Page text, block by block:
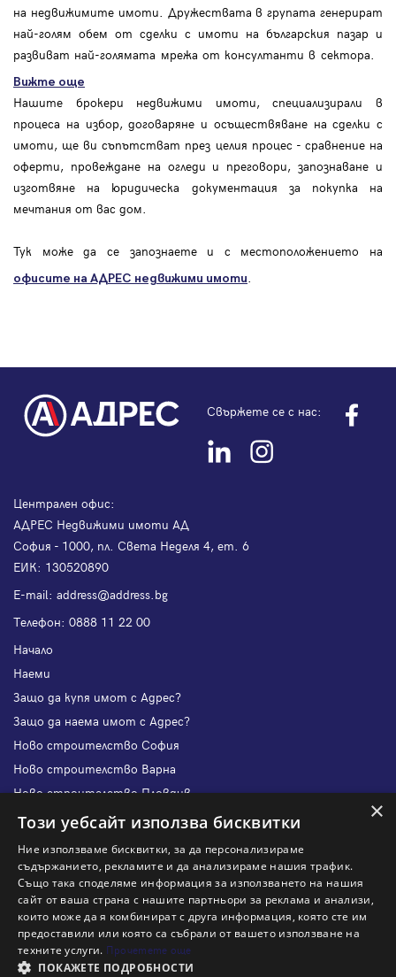
на недвижимите имоти. Дружествата в групата генерират
най-голям обем от сделки с имоти на българския пазар и
развиват най-голямата мрежа от консултанти в сектора.
Вижте още
Нашите брокери недвижими имоти, специализирали в
процеса на избор, договаряне и осъществяване на сделки с
имоти, ще ви съпътстват през целия процес - сравнение на
оферти, провеждане на огледи и преговори, запознаване и
изготвяне на юридическа документация за покупка на
мечтания от вас дом.
Тук може да се запознаете и с местоположението на
офисите на АДРЕС недвижими имоти.
Свържете се с нас:
Централен офис:
АДРЕС Недвижими имоти АД
София - 1000, пл. Света Неделя 4, ет. 6
ЕИК: 130520890
Е-mail: address@address.bg
Телефон: 0888 11 22 00
Начало
Наеми
Защо да купя имот с Адрес?
Защо да наема имот с Адрес?
Ново строителство София
Ново строителство Варна
Ново строителство Пловдив
Ново строителство Бургас
Защо да отдам имот с Адрес?
Наши офиси
Кариери
Кои сме ние?
Франчайз
×
Този уебсайт използва бисквитки
Ние използваме бисквитки, за да персонализираме
съдържанието, рекламите и да анализираме нашия трафик.
Също така споделяме информация за използването на нашия
сайт от ваша страна с нашите партньори за реклама и анализи,
които може да я комбинират с друга информация, която сте им
предоставили или която са събрали от вашето използване на
техните услуги. Прочетете още
ПОКАЖЕТЕ ПОДРОБНОСТИ